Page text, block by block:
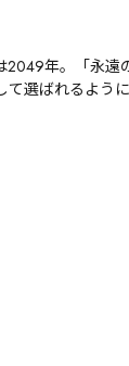
2049年。「永
選ばれるよう